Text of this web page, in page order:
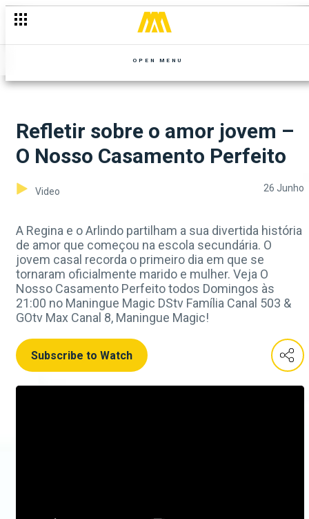
OPEN MENU
Refletir sobre o amor jovem –
O Nosso Casamento Perfeito
Video 26 Junho
A Regina e o Arlindo partilham a sua divertida história
de amor que começou na escola secundária. O
jovem casal recorda o primeiro dia em que se
tornaram oficialmente marido e mulher. Veja O
Nosso Casamento Perfeito todos Domingos às
21:00 no Maningue Magic DStv Família Canal 503 &
GOtv Max Canal 8, Maningue Magic!
Subscribe to Watch